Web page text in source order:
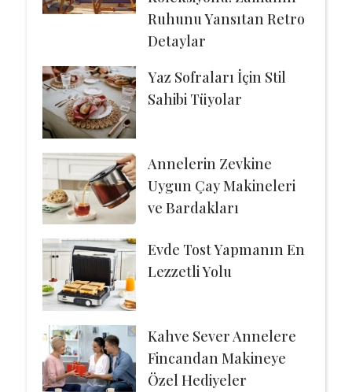
Ruhunu Yansıtan Retro
Detaylar
Yaz Sofraları İçin Stil
Sahibi Tüyolar
Annelerin Zevkine
Uygun Çay Makineleri
ve Bardakları
Evde Tost Yapmanın En
Lezzetli Yolu
Kahve Sever Annelere
Fincandan Makineye
Özel Hediyeler